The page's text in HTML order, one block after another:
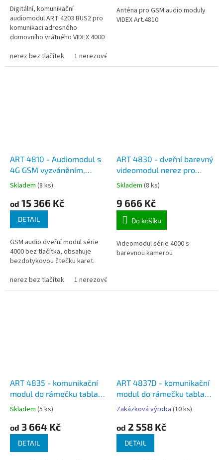
Digitální, komunikační
audiomodul ART 4203 BUS2 pro
komunikaci adresného
domovního vrátného VIDEX 4000
telefonu) pro jednoho nebo až
pro 64 účastníků.
nerez bez tlačítek 1 nerezové tlačítko
Anténa pro GSM audio moduly
VIDEX Art.4810
ART 4810 - Audiomodul s
4G GSM vyzváněním,
vestavěná čtečka RFID
Skladem (8 ks)
od 15 366 Kč
DETAIL
GSM audio dveřní modul série
4000 bez tlačítka, obsahuje
bezdotykovou čtečku karet.
nerez bez tlačítek
1 nerezové tlačítko
ART 4830 - dveřní barevný
videomodul nerez pro
rámečky VIDEX - série
Skladem (8 ks)
9 666 Kč
Do košíku
Videomodul série 4000 s
barevnou kamerou
ART 4835 - komunikační
modul do rámečku tabla
systému VIDEX 4000,
zapojení 1+n
Skladem (5 ks)
od 3 664 Kč
DETAIL
ART 4837D - komunikační
modul do rámečku tabla
systému VIDEX 4000,
zapojení 4+n
Zakázková výroba (10 ks)
od 2 558 Kč
DETAIL